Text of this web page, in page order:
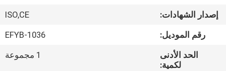
الافتراضي
معلومات
إصدار الشهادات:
ISO,CE
رقم الموديل:
EFYB-1036
الحد الأدنى
لكمية:
1 مجموعة